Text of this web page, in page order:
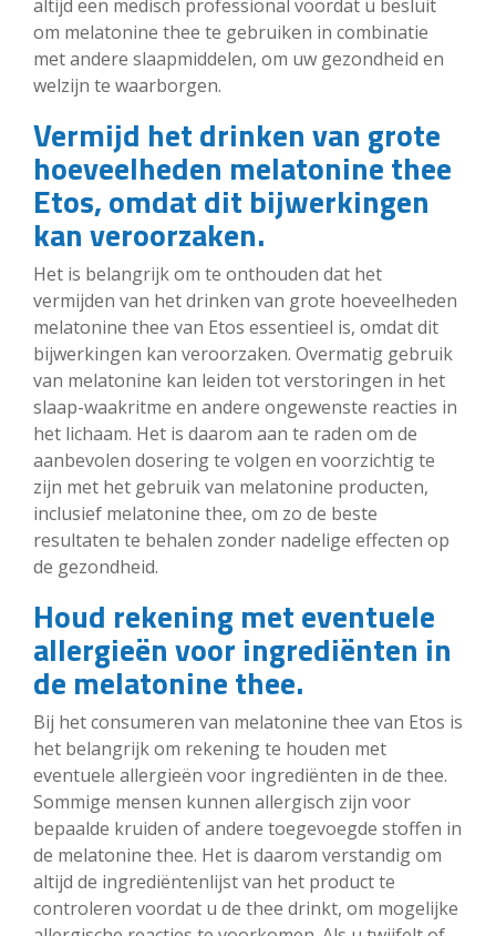
altijd een medisch professional voordat u besluit
om melatonine thee te gebruiken in combinatie
met andere slaapmiddelen, om uw gezondheid en
welzijn te waarborgen.
Vermijd het drinken van grote
hoeveelheden melatonine thee
Etos, omdat dit bijwerkingen
kan veroorzaken.
Het is belangrijk om te onthouden dat het
vermijden van het drinken van grote hoeveelheden
melatonine thee van Etos essentieel is, omdat dit
bijwerkingen kan veroorzaken. Overmatig gebruik
van melatonine kan leiden tot verstoringen in het
slaap-waakritme en andere ongewenste reacties in
het lichaam. Het is daarom aan te raden om de
aanbevolen dosering te volgen en voorzichtig te
zijn met het gebruik van melatonine producten,
inclusief melatonine thee, om zo de beste
resultaten te behalen zonder nadelige effecten op
de gezondheid.
Houd rekening met eventuele
allergieën voor ingrediënten in
de melatonine thee.
Bij het consumeren van melatonine thee van Etos is
het belangrijk om rekening te houden met
eventuele allergieën voor ingrediënten in de thee.
Sommige mensen kunnen allergisch zijn voor
bepaalde kruiden of andere toegevoegde stoffen in
de melatonine thee. Het is daarom verstandig om
altijd de ingrediëntenlijst van het product te
controleren voordat u de thee drinkt, om mogelijke